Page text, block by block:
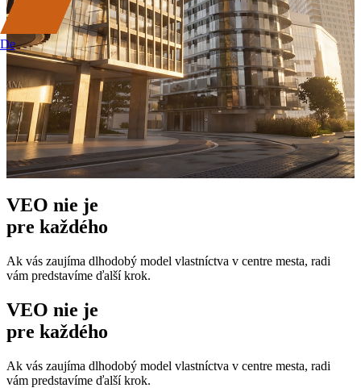
De
VEO nie je
pre každého
Ak vás zaujíma dlhodobý model vlastníctva v centre mesta, radi
vám predstavíme ďalší krok.
VEO nie je
pre každého
Ak vás zaujíma dlhodobý model vlastníctva v centre mesta, radi
vám predstavíme ďalší krok.